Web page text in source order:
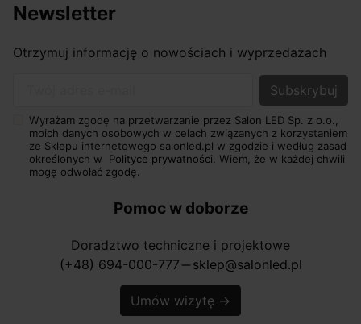
Newsletter
Otrzymuj informację o nowościach i wyprzedażach
Wyrażam zgodę na przetwarzanie przez Salon LED Sp. z o.o.,
moich danych osobowych w celach związanych z korzystaniem
ze Sklepu internetowego salonled.pl w zgodzie i według zasad
określonych w Polityce prywatności. Wiem, że w każdej chwili
mogę odwołać zgodę.
Pomoc w doborze
Doradztwo techniczne i projektowe
(+48) 694-000-777 horizontal_rule sklep@salonled.pl
Umów wizytę →